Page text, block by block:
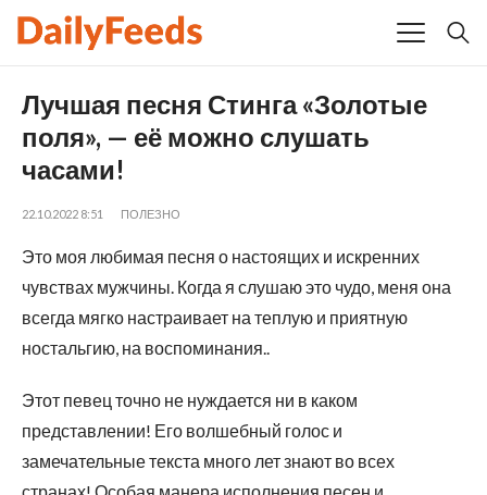
Лучшая песня Стинга «Золотые
поля», — её можно слушать
часами!
22.10.2022 8:51 ПОЛЕЗНО
Это моя любимая песня о настоящих и искренних
чувствах мужчины. Когда я слушаю это чудо, меня она
всегда мягко настраивает на теплую и приятную
ностальгию, на воспоминания..
Этот певец точно не нуждается ни в каком
представлении! Его волшебный голос и
замечательные текста много лет знают во всех